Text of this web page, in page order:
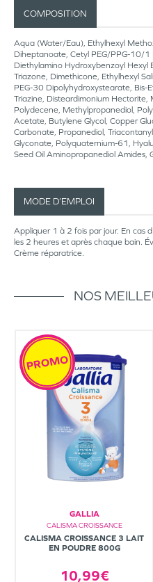
COMPOSITION
Aqua (Water/Eau), Ethylhexyl
Diheptanoate, Cetyl PEG/PPG-10/1
Diethylamino Hydroxybenzoyl Hexyl
Triazone, Dimethicone, Ethylhexyl
PEG-30 Dipolyhydroxystearate,
Triazine, Disteardimonium
Polydecene, Methylpropanediol,
Acetate, Butylene Glycol, Copper
Carbonate, Propanediol,
Glyconate, Polyquaternium-61,
Seed Oil Aminopropanediol Amides,
MODE D’EMPLOI
Appliquer 1 à 2 fois par jour. En cas
les 2 heures et après chaque bain.
Crème réparatrice.
NOS
GALLIA
CALISMA CROISSANCE
CALISMA CROISSANCE 3 LAIT
EN POUDRE 800G
10,99€
PROMO